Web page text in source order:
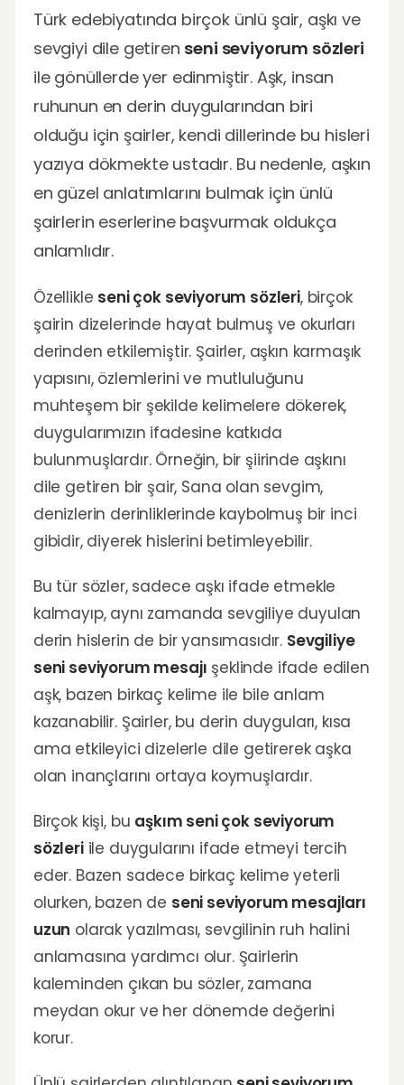
Türk edebiyatında birçok ünlü şair, aşkı ve
sevgiyi dile getiren seni seviyorum sözleri
ile gönüllerde yer edinmiştir. Aşk, insan
ruhunun en derin duygularından biri
olduğu için şairler, kendi dillerinde bu hisleri
yazıya dökmekte ustadır. Bu nedenle, aşkın
en güzel anlatımlarını bulmak için ünlü
şairlerin eserlerine başvurmak oldukça
anlamlıdır.
Özellikle seni çok seviyorum sözleri, birçok
şairin dizelerinde hayat bulmuş ve okurları
derinden etkilemiştir. Şairler, aşkın karmaşık
yapısını, özlemlerini ve mutluluğunu
muhteşem bir şekilde kelimelere dökerek,
duygularımızın ifadesine katkıda
bulunmuşlardır. Örneğin, bir şiirinde aşkını
dile getiren bir şair, Sana olan sevgim,
denizlerin derinliklerinde kaybolmuş bir inci
gibidir, diyerek hislerini betimleyebilir.
Bu tür sözler, sadece aşkı ifade etmekle
kalmayıp, aynı zamanda sevgiliye duyulan
derin hislerin de bir yansımasıdır. Sevgiliye
seni seviyorum mesajı şeklinde ifade edilen
aşk, bazen birkaç kelime ile bile anlam
kazanabilir. Şairler, bu derin duyguları, kısa
ama etkileyici dizelerle dile getirerek aşka
olan inançlarını ortaya koymuşlardır.
Birçok kişi, bu aşkım seni çok seviyorum
sözleriile duygularını ifade etmeyi tercih
eder. Bazen sadece birkaç kelime yeterli
olurken, bazen de seni seviyorum mesajları
uzun olarak yazılması, sevgilinin ruh halini
anlamasına yardımcı olur. Şairlerin
kaleminden çıkan bu sözler, zamana
meydan okur ve her dönemde değerini
korur.